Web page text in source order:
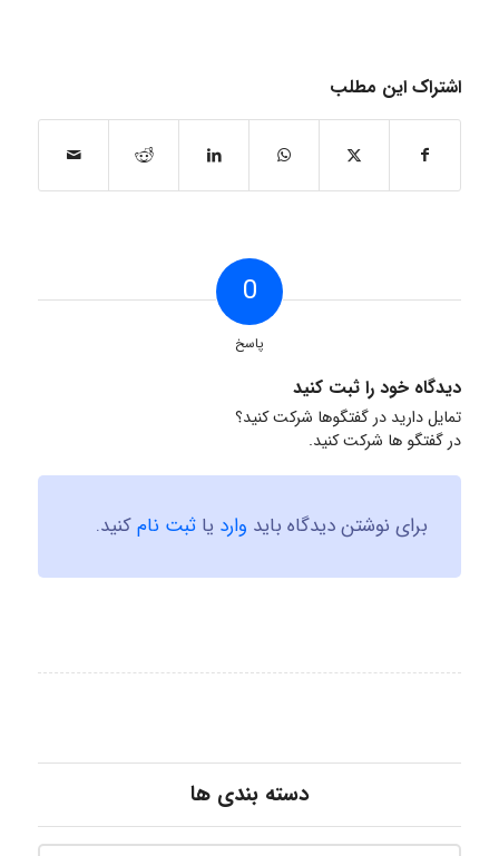
اشتراک این مطلب
0
پاسخ
دیدگاه خود را ثبت کنید
تمایل دارید در گفتگوها شرکت کنید؟
در گفتگو ها شرکت کنید.
برای نوشتن دیدگاه باید وارد یا ثبت نامکنید.
دسته بندی ها